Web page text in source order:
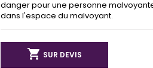
danger pour une personne
dans l'espace du malvoyant.
 SUR DEVIS